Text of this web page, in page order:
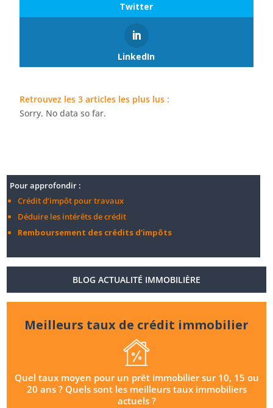
Twitter
LinkedIn
Retrouvez les 3 articles les plus lus :
Sorry. No data so far.
Pour approfondir :
Crédit d’impôt pour travaux
Déduire les intérêts de crédit
Remboursement des crédits d’impôts
BLOG ACTUALITÉ IMMOBILIÈRE
Meilleurs taux de crédit immobilier
Quel taux moyen pour un prêt immobilier sur 10, 15 ou
20 ans ? Quels sont les meilleurs taux immobiliers
actuels ?